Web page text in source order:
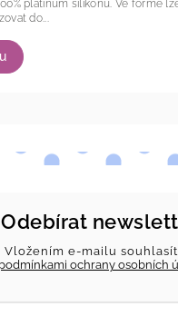
silikonu. Ve formě lze péct při 230°C a
do...
Odebírat
Vložením e-mailu
podmínkami ochrany osobních